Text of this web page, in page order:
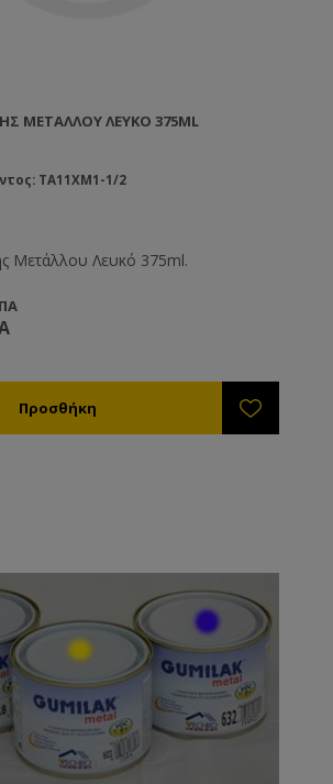
ΜΕΤΆΛΛΟΥ ΛΕΥΚΌ 375ML
TA11XM1-1/2
Μετάλλου Λευκό 375ml.